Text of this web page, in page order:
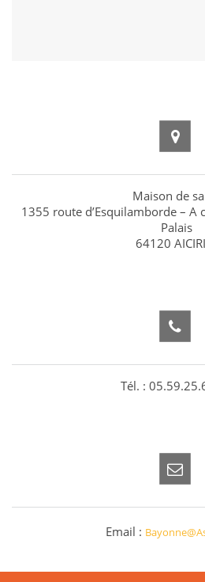
Maison de
1355 route d’Esquilamborde – A
Palais
64120
Tél. :
Email :